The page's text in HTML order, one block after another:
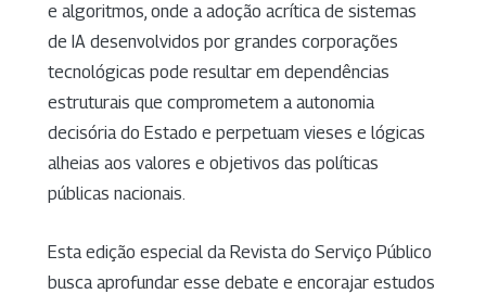
e algoritmos, onde a adoção acrítica de sistemas
de IA desenvolvidos por grandes corporações
tecnológicas pode resultar em dependências
estruturais que comprometem a autonomia
decisória do Estado e perpetuam vieses e lógicas
alheias aos valores e objetivos das políticas
públicas nacionais.
Esta edição especial da Revista do Serviço Público
busca aprofundar esse debate e encorajar estudos